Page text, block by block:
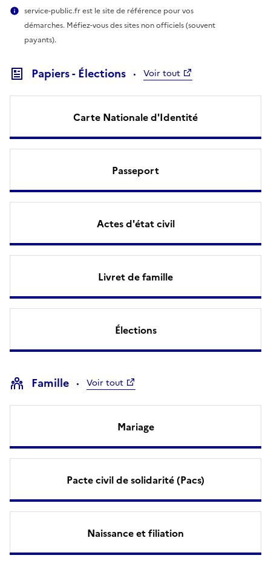
service-public.fr est le site de référence pour vos
démarches. Méfiez-vous des sites non officiels (souvent
payants).
Papiers - Élections Voir tout
Carte Nationale d'Identité
Passeport
Actes d'état civil
Livret de famille
Élections
Famille Voir tout
Mariage
Pacte civil de solidarité (Pacs)
Naissance et filiation